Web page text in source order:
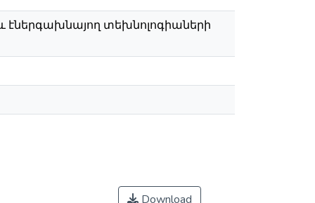
էներգախնայող տեխնոլոգիաների
Download